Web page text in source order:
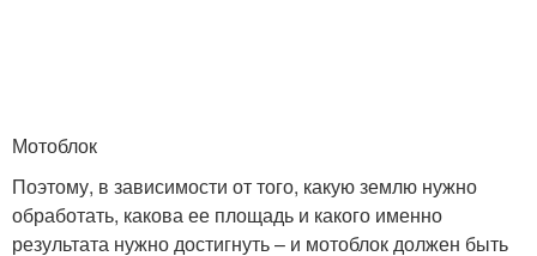
Мотоблок
Поэтому, в зависимости от того, какую землю нужно
обработать, какова ее площадь и какого именно
результата нужно достигнуть – и мотоблок должен быть